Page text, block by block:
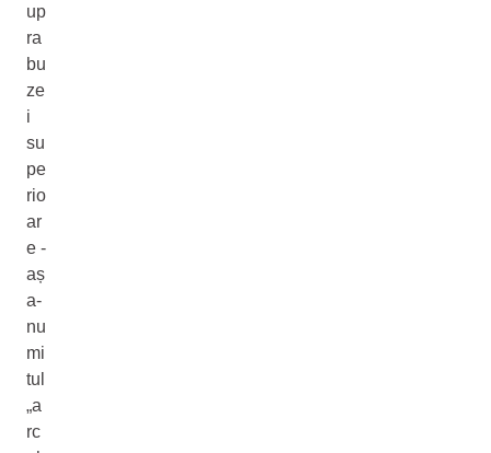
up
ra
bu
ze
i
su
pe
rio
ar
e -
aș
a-
nu
mi
tul
„a
rc